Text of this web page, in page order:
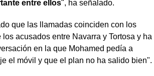
entre ellos", ha señalado.
que las llamadas coinciden con los
acusados entre Navarra y Tortosa y ha
en la que Mohamed pedía a
el móvil y que el plan no ha salido bien".